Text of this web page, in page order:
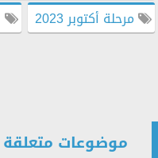
مرحلة أكتوبر 2023
موضوعات متعلقة